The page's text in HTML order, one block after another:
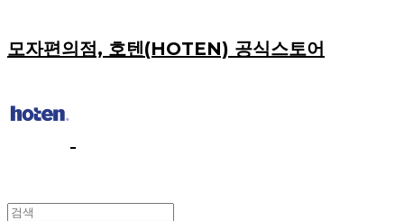
모자편의점, 호텐(HOTEN) 공식스토어